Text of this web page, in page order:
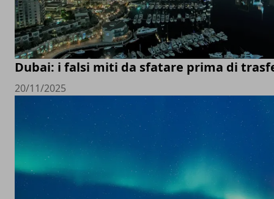
Dubai: i falsi miti da sfatare prima di
20/11/2025